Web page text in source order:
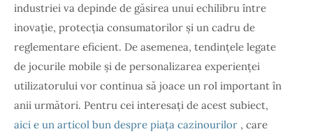
industriei va depinde de găsirea unui echilibru între
inovație, protecția consumatorilor și un cadru de
reglementare eficient. De asemenea, tendințele legate
de jocurile mobile și de personalizarea experienței
utilizatorului vor continua să joace un rol important în
anii următori. Pentru cei interesați de acest subiect,
aici e un articol bun despre piața cazinourilor , care